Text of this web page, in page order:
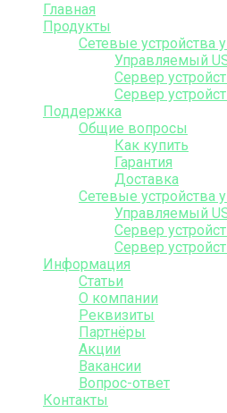
Главная
Продукты
Сетевые устройства
Управляемый
Сервер
Сервер
Поддержка
Общие вопросы
Как купить
Гарантия
Доставка
Сетевые устройства
Управляемый
Сервер
Сервер
Информация
Статьи
О компании
Реквизиты
Партнёры
Акции
Вакансии
Вопрос-ответ
Контакты